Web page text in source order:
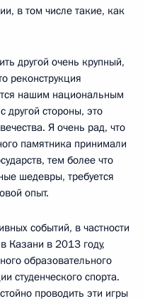
в том числе такие, как
другой очень крупный,
реконструкция
нашим национальным
другой стороны, это
Я очень рад, что
памятника принимали
тем более что
шедевры, требуется
опыт.
событий, в частности
Казани в 2013 году,
образовательного
студенческого спорта.
проводить эти игры